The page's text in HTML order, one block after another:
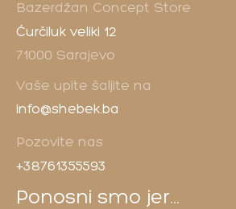
Bazerdžan Concept Store
Ćurčiluk veliki 12
71000 Sarajevo
Vaše upite šaljite na
info@shebek.ba
Pozovite nas
+38761355593
Ponosni smo jer...